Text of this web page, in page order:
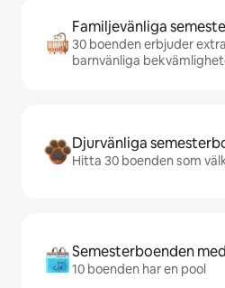
Familjevänliga
30 boenden erbjuder
barnvänliga
Djurvänliga
Hitta 30 boenden som
Semesterboenden
10 boenden har en pool